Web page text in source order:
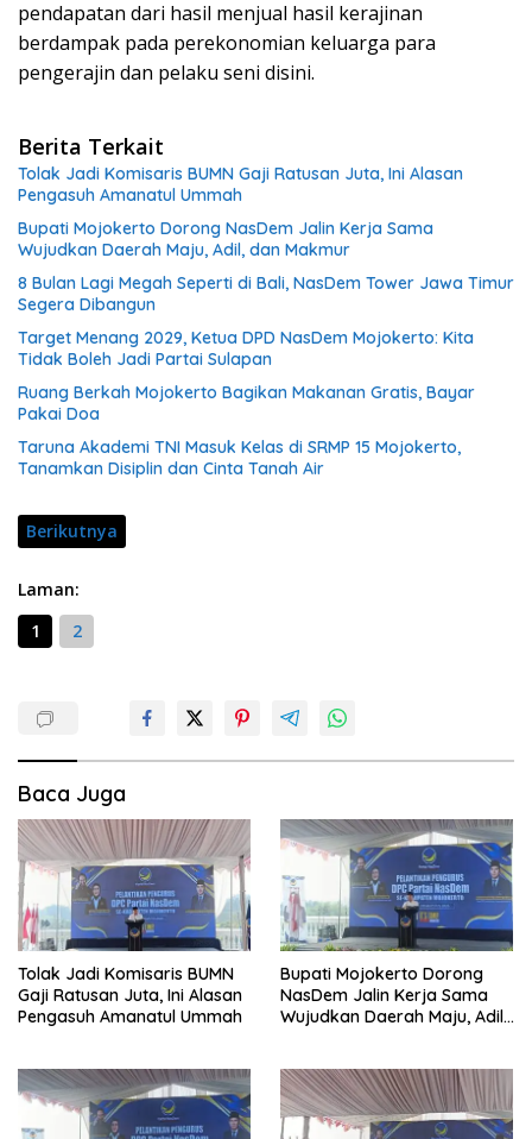
pendapatan dari hasil menjual hasil kerajinan
berdampak pada perekonomian keluarga para
pengerajin dan pelaku seni disini.
Berita Terkait
Tolak Jadi Komisaris BUMN Gaji Ratusan Juta, Ini Alasan
Pengasuh Amanatul Ummah
Bupati Mojokerto Dorong NasDem Jalin Kerja Sama
Wujudkan Daerah Maju, Adil, dan Makmur
8 Bulan Lagi Megah Seperti di Bali, NasDem Tower Jawa Timur
Segera Dibangun
Target Menang 2029, Ketua DPD NasDem Mojokerto: Kita
Tidak Boleh Jadi Partai Sulapan
Ruang Berkah Mojokerto Bagikan Makanan Gratis, Bayar
Pakai Doa
Taruna Akademi TNI Masuk Kelas di SRMP 15 Mojokerto,
Tanamkan Disiplin dan Cinta Tanah Air
Berikutnya
Laman:
1
2
Baca Juga
Tolak Jadi Komisaris BUMN
Gaji Ratusan Juta, Ini Alasan
Pengasuh Amanatul Ummah
Bupati Mojokerto Dorong
NasDem Jalin Kerja Sama
Wujudkan Daerah Maju, Adil,